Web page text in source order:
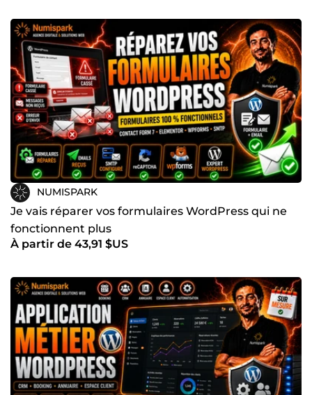
NUMISPARK
Je vais réparer vos formulaires WordPress qui ne
fonctionnent plus
À partir de 43,91 $US